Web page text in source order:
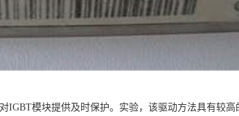
IGBT模块提供及时保护。实验，该驱动方法具有较高